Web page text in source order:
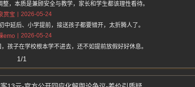
，本质是兼顾安全与教学，家长和学生都该理性看待。
赏宝
2026-05-24
延后、小学提前，接送孩子都要错开，太折腾人了。
emo
2026-05-24
孩子在学校根本学不进去，还不如提前放假好好休息。
1/1